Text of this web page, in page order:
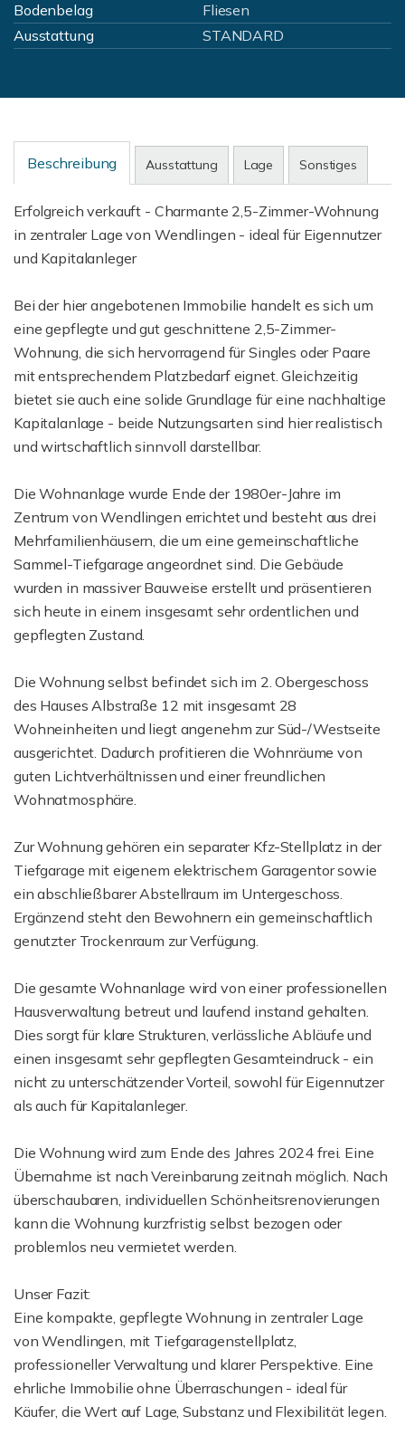
Bodenbelag
Fliesen
Ausstattung
STANDARD
Beschreibung Ausstattung Lage Sonstiges
Erfolgreich verkauft - Charmante 2,5-Zimmer-Wohnung
in zentraler Lage von Wendlingen - ideal für Eigennutzer
und Kapitalanleger
Bei der hier angebotenen Immobilie handelt es sich um
eine gepflegte und gut geschnittene 2,5-Zimmer-
Wohnung, die sich hervorragend für Singles oder Paare
mit entsprechendem Platzbedarf eignet. Gleichzeitig
bietet sie auch eine solide Grundlage für eine nachhaltige
Kapitalanlage - beide Nutzungsarten sind hier realistisch
und wirtschaftlich sinnvoll darstellbar.
Die Wohnanlage wurde Ende der 1980er-Jahre im
Zentrum von Wendlingen errichtet und besteht aus drei
Mehrfamilienhäusern, die um eine gemeinschaftliche
Sammel-Tiefgarage angeordnet sind. Die Gebäude
wurden in massiver Bauweise erstellt und präsentieren
sich heute in einem insgesamt sehr ordentlichen und
gepflegten Zustand.
Die Wohnung selbst befindet sich im 2. Obergeschoss
des Hauses Albstraße 12 mit insgesamt 28
Wohneinheiten und liegt angenehm zur Süd-/Westseite
ausgerichtet. Dadurch profitieren die Wohnräume von
guten Lichtverhältnissen und einer freundlichen
Wohnatmosphäre.
Zur Wohnung gehören ein separater Kfz-Stellplatz in der
Tiefgarage mit eigenem elektrischem Garagentor sowie
ein abschließbarer Abstellraum im Untergeschoss.
Ergänzend steht den Bewohnern ein gemeinschaftlich
genutzter Trockenraum zur Verfügung.
Die gesamte Wohnanlage wird von einer professionellen
Hausverwaltung betreut und laufend instand gehalten.
Dies sorgt für klare Strukturen, verlässliche Abläufe und
einen insgesamt sehr gepflegten Gesamteindruck - ein
nicht zu unterschätzender Vorteil, sowohl für Eigennutzer
als auch für Kapitalanleger.
Die Wohnung wird zum Ende des Jahres 2024 frei. Eine
Übernahme ist nach Vereinbarung zeitnah möglich. Nach
überschaubaren, individuellen Schönheitsrenovierungen
kann die Wohnung kurzfristig selbst bezogen oder
problemlos neu vermietet werden.
Unser Fazit:
Eine kompakte, gepflegte Wohnung in zentraler Lage
von Wendlingen, mit Tiefgaragenstellplatz,
professioneller Verwaltung und klarer Perspektive. Eine
ehrliche Immobilie ohne Überraschungen - ideal für
Käufer, die Wert auf Lage, Substanz und Flexibilität legen.